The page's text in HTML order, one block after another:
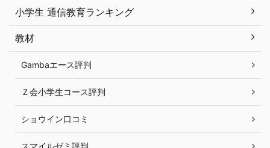
小学生 通信教育ランキング
教材
Gambaエース評判
Ｚ会小学生コース評判
ショウイン口コミ